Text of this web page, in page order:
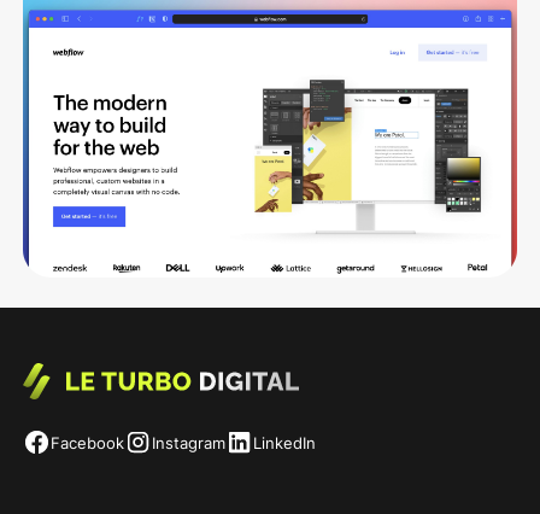
Was kostet eine Webflow-Website? Die
ehrliche Rechnung (2026)
Lorem ipsum dolor sit amet, consectetur adipiscing elit.
Suspendisse varius enim in eros.
Le Turbo Redaktion
24 Jul 26 • 5 min Lesezeit
Facebook Instagram LinkedIn